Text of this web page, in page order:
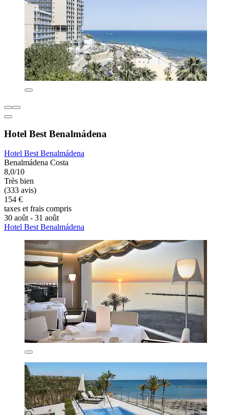
Hotel Best Benalmádena
Hotel Best Benalmádena
Benalmádena Costa
8,0/10
Très bien
(333 avis)
154 €
taxes et frais compris
30 août - 31 août
Hotel Best Benalmádena